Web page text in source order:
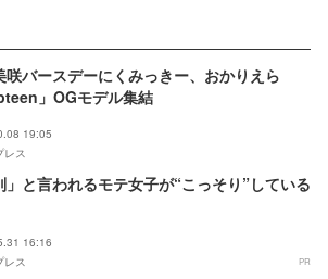
咲バースデーにくみっきー、おかりえら
」OGモデル集結
19:05
レス
」と言われるモテ女子が“こっそり”している
16:16
レス
PR